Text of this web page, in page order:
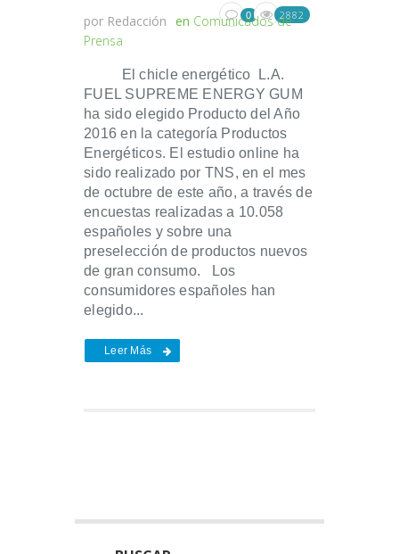
por Redacción en Comunicados de
Prensa
0 2882
El chicle energético L.A.
FUEL SUPREME ENERGY GUM
ha sido elegido Producto del Año
2016 en la categoría Productos
Energéticos. El estudio online ha
sido realizado por TNS, en el mes
de octubre de este año, a través de
encuestas realizadas a 10.058
españoles y sobre una
preselección de productos nuevos
de gran consumo. Los
consumidores españoles han
elegido...
Leer Más